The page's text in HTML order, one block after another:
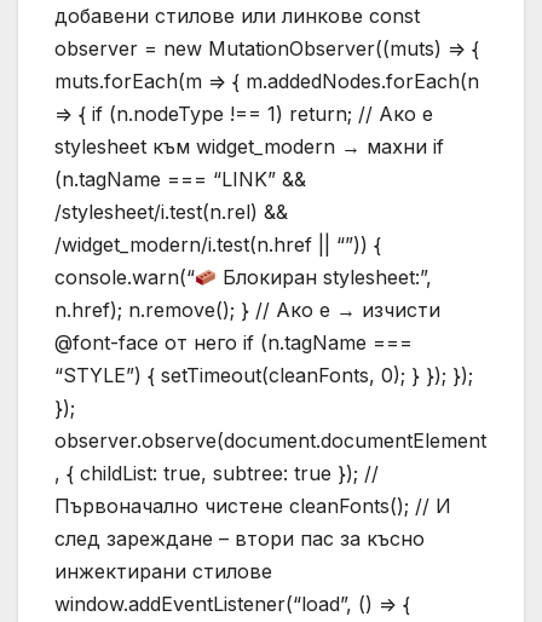
добавени стилове или линкове const
observer = new MutationObserver((muts) => {
muts.forEach(m => { m.addedNodes.forEach(n
=> { if (n.nodeType !== 1) return; // Ако е
stylesheet към widget_modern → махни if
(n.tagName === “LINK” &&
/stylesheet/i.test(n.rel) &&
/widget_modern/i.test(n.href || “”)) {
console.warn(“
Блокиран stylesheet:”,
n.href); n.remove(); } // Ако е → изчисти
@font-face от него if (n.tagName ===
“STYLE”) { setTimeout(cleanFonts, 0); } }); });
});
observer.observe(document.documentElement
, { childList: true, subtree: true }); //
Първоначално чистене cleanFonts(); // И
след зареждане – втори пас за късно
инжектирани стилове
window.addEventListener(“load”, () => {